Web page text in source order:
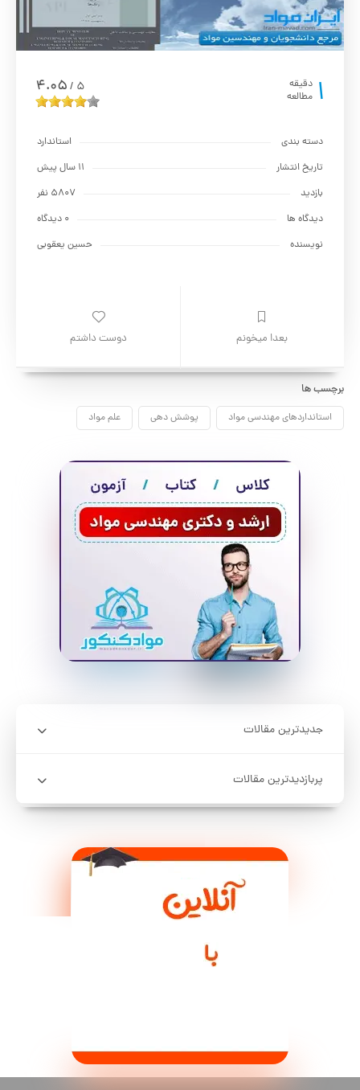
1 دقیقه
مطالعه
5
/
4.05
دسته بندی
استاندارد
تاریخ انتشار
11 سال پیش
بازدید
5807 نفر
دیدگاه ها
0 دیدگاه
نویسنده
حسين يعقوبي
بعدا میخونم دوست داشتم
برچسب ها
استانداردهای مهندسی مواد پوشش دهی علم مواد
جدیدترین مقالات
پربازدیدترین مقالات